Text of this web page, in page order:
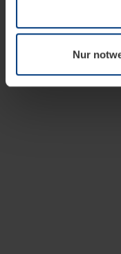
notwendig sind. Für
wir Ihre Erlaubnis.
widerrufen.
Nur